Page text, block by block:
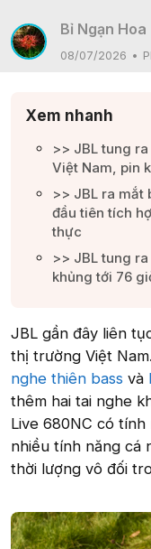
Bỉ Ngạn Hoa
08/07/2026
Xem nhanh
>> JBL tung
Việt Nam, pin
>> JBL ra mắt
đầu tiên tích
thực​
>> JBL tung
khủng tới 76
JBL gần đây liên
thị trường Việt
nghe thiên bass và
thêm hai tai nghe
Live 680NC có
nhiều tính năng cá
thời lượng vô đối